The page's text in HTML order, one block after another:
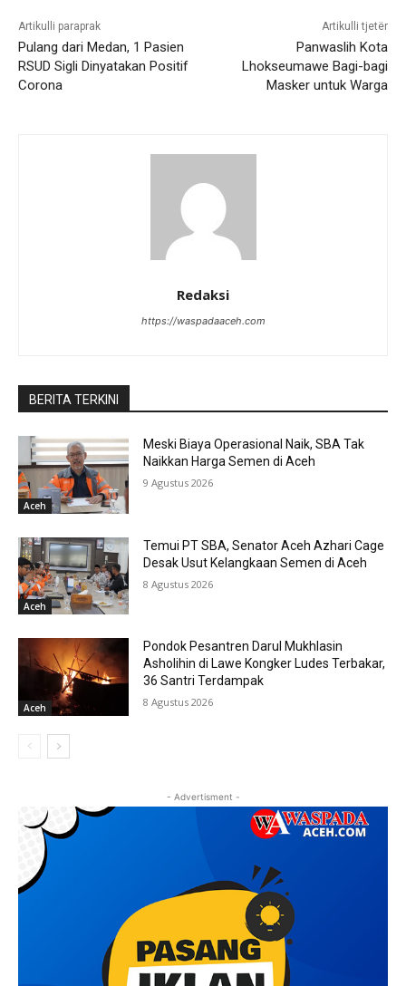
Artikulli paraprak
Pulang dari Medan, 1 Pasien
RSUD Sigli Dinyatakan Positif
Corona
Artikulli tjetër
Panwaslih Kota
Lhokseumawe Bagi-bagi
Masker untuk Warga
Redaksi
https://waspadaaceh.com
BERITA TERKINI
Aceh
Meski Biaya Operasional Naik, SBA Tak
Naikkan Harga Semen di Aceh
9 Agustus 2026
Aceh
Temui PT SBA, Senator Aceh Azhari Cage
Desak Usut Kelangkaan Semen di Aceh
8 Agustus 2026
Aceh
Pondok Pesantren Darul Mukhlasin
Asholihin di Lawe Kongker Ludes Terbakar,
36 Santri Terdampak
8 Agustus 2026
- Advertisment -